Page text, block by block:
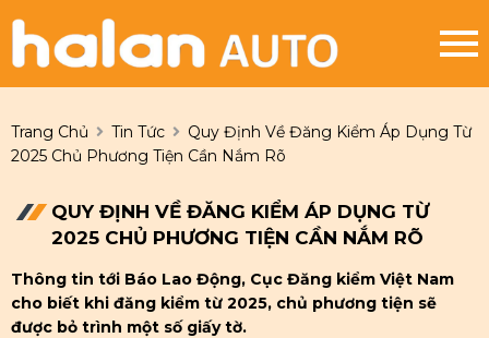
Trang Chủ Tin Tức
Quy Định Về Đăng Kiểm Áp Dụng Từ
2025 Chủ Phương Tiện Cần Nắm Rõ
QUY ĐỊNH VỀ ĐĂNG KIỂM ÁP DỤNG TỪ
2025 CHỦ PHƯƠNG TIỆN CẦN NẮM RÕ
Thông tin tới Báo Lao Động, Cục Đăng kiểm Việt Nam
cho biết khi đăng kiểm từ 2025, chủ phương tiện sẽ
được bỏ trình một số giấy tờ.